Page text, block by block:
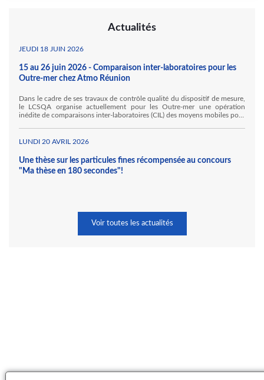
Actualités
JEUDI 18 JUIN 2026
15 au 26 juin 2026 - Comparaison inter-laboratoires pour les
Outre-mer chez Atmo Réunion
Dans le cadre de ses travaux de contrôle qualité du dispositif de mesure,
le LCSQA organise actuellement pour les Outre-mer une opération
inédite de comparaisons inter-laboratoires (CIL) des moyens mobiles pour
travaux pour le LCSQA.
LUNDI 20 AVRIL 2026
Une thèse sur les particules fines récompensée au concours
"Ma thèse en 180 secondes"!
Voir toutes les actualités